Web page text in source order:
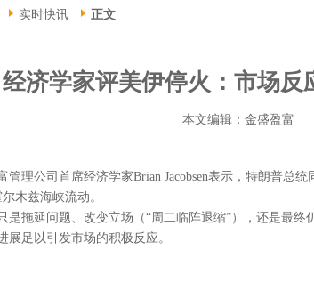
实时快讯 正文
经济学家评美伊停火：市场反
本文编辑：金盛盈富
管理公司首席经济学家Brian Jacobsen表示，特朗普
木兹海峡流动。
是拖延问题、改变立场（“周二临阵退缩”），还是最终
展足以引发市场的积极反应。